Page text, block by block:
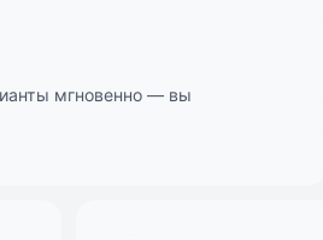
мгновенно — вы